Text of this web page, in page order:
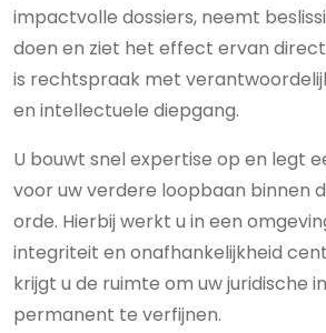
impactvolle dossiers, neemt
doen en ziet het effect ervan
is rechtspraak met
en intellectuele diepgang.
U bouwt snel expertise op en legt
voor uw verdere loopbaan binnen
orde. Hierbij werkt u in een
integriteit en onafhankelijkheid
krijgt u de ruimte om uw juridische
permanent te verfijnen.